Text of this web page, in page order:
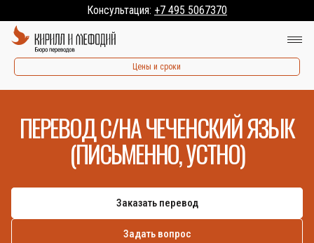
Консультация: +7 495 5067370
Цены и сроки
ПЕРЕВОД С/НА ЧЕЧЕНСКИЙ ЯЗЫК
(ПИСЬМЕННО, УСТНО)
Заказать перевод
Задать вопрос